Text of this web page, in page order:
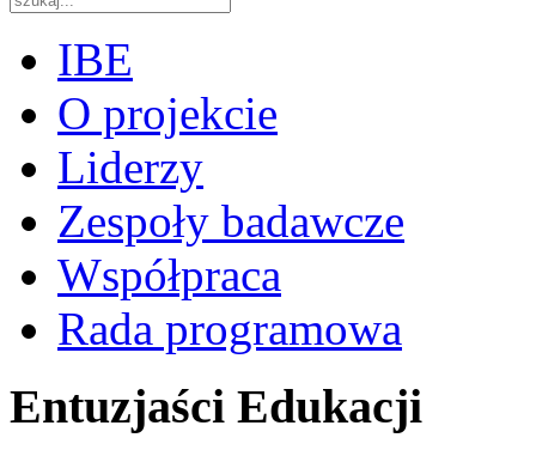
IBE
O projekcie
Liderzy
Zespoły badawcze
Współpraca
Rada programowa
Entuzjaści Edukacji